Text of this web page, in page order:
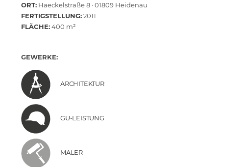
ORT: Haeckelstraße 8 · 01809 Heidenau
FERTIGSTELLUNG:2011
FLÄCHE:400 m²
GEWERKE:
ARCHITEKTUR
GU-LEISTUNG
MALER